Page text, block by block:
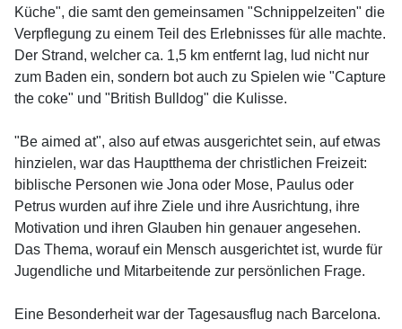
Küche", die samt den gemeinsamen "Schnippelzeiten" die
Verpflegung zu einem Teil des Erlebnisses für alle machte.
Der Strand, welcher ca. 1,5 km entfernt lag, lud nicht nur
zum Baden ein, sondern bot auch zu Spielen wie "Capture
the coke" und "British Bulldog" die Kulisse.
"Be aimed at", also auf etwas ausgerichtet sein, auf etwas
hinzielen, war das Hauptthema der christlichen Freizeit:
biblische Personen wie Jona oder Mose, Paulus oder
Petrus wurden auf ihre Ziele und ihre Ausrichtung, ihre
Motivation und ihren Glauben hin genauer angesehen.
Das Thema, worauf ein Mensch ausgerichtet ist, wurde für
Jugendliche und Mitarbeitende zur persönlichen Frage.
Eine Besonderheit war der Tagesausflug nach Barcelona.